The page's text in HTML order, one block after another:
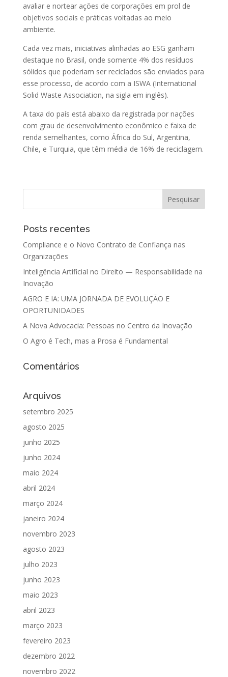
avaliar e nortear ações de corporações em prol de
objetivos sociais e práticas voltadas ao meio
ambiente.
Cada vez mais, iniciativas alinhadas ao ESG ganham
destaque no Brasil, onde somente 4% dos resíduos
sólidos que poderiam ser reciclados são enviados para
esse processo, de acordo com a ISWA (International
Solid Waste Association, na sigla em inglês).
A taxa do país está abaixo da registrada por nações
com grau de desenvolvimento econômico e faixa de
renda semelhantes, como África do Sul, Argentina,
Chile, e Turquia, que têm média de 16% de reciclagem.
Posts recentes
Compliance e o Novo Contrato de Confiança nas
Organizações
Inteligência Artificial no Direito — Responsabilidade na
Inovação
AGRO E IA: UMA JORNADA DE EVOLUÇÃO E
OPORTUNIDADES
A Nova Advocacia: Pessoas no Centro da Inovação
O Agro é Tech, mas a Prosa é Fundamental
Comentários
Arquivos
setembro 2025
agosto 2025
junho 2025
junho 2024
maio 2024
abril 2024
março 2024
janeiro 2024
novembro 2023
agosto 2023
julho 2023
junho 2023
maio 2023
abril 2023
março 2023
fevereiro 2023
dezembro 2022
novembro 2022